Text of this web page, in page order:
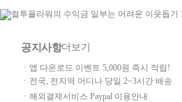
공지사항더보기
ㆍ앱 다운로드 이벤트 5,000원 즉시 적립!
ㆍ전국, 전지역 어디나 당일 2~3시간 배송
ㆍ해외결제서비스 Paypal 이용안내